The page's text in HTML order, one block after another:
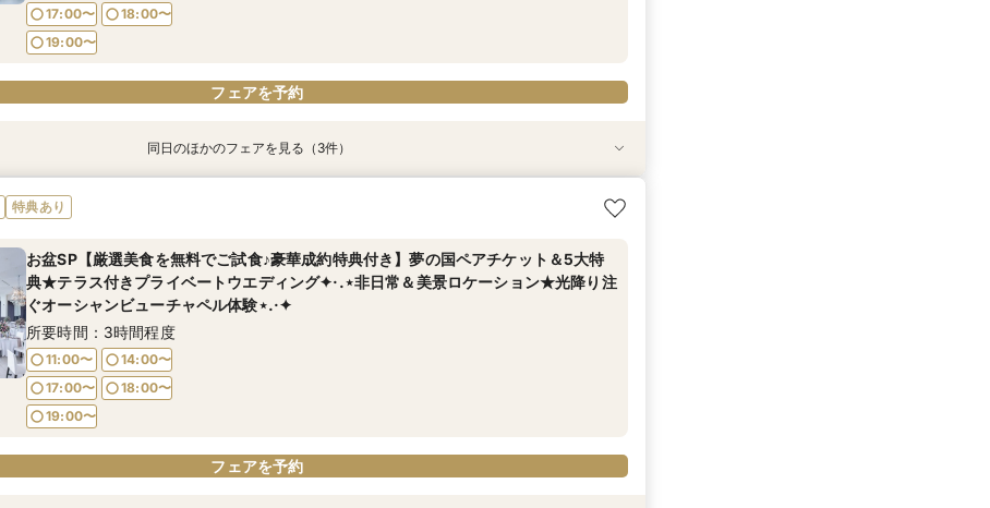
17:00〜
18:00〜
19:00〜
フェアを予約
【自宅から◎スマホOK】動画で簡単クイック見学&オンライン相談会
11:00〜
14:00〜
17:00〜
18:00〜
19:00〜
*＼安心♪親御様も一緒に見学大歓迎／*大切な家族と過ごす✴︎海を望むプライベート
所要時間：3時間程度
11:00〜
14:00〜
17:00〜
18:00〜
19:00〜
【30名までの少人数】海一望！オープンキッチン付個室で美食堪能
11:00〜
14:00〜
17:00〜
18:00〜
19:00〜
同日のほかのフェアを見る（3件）
特典あり
お盆SP【厳選美食を無料でご試食♪豪華成約特典付き】夢の国ペアチケット＆5大特
典★テラス付きプライベートウエディング✦·.⋆非日常＆美景ロケーション★光降り注
ぐオーシャンビューチャペル体験⋆.·✦
所要時間：3時間程度
11:00〜
14:00〜
17:00〜
18:00〜
19:00〜
フェアを予約